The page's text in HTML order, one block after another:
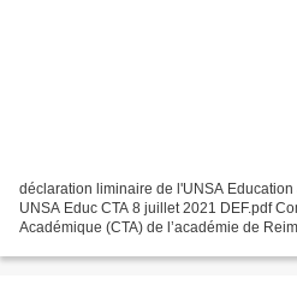
déclaration liminaire de l'UNSA
UNSA Educ CTA 8 juillet 2021 DEF.pdf
Académique (CTA) de l’académie de